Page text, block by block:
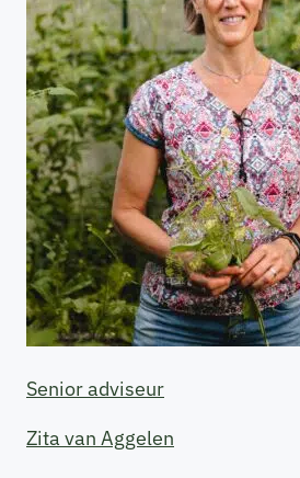
Senior adviseur
Zita van Aggelen